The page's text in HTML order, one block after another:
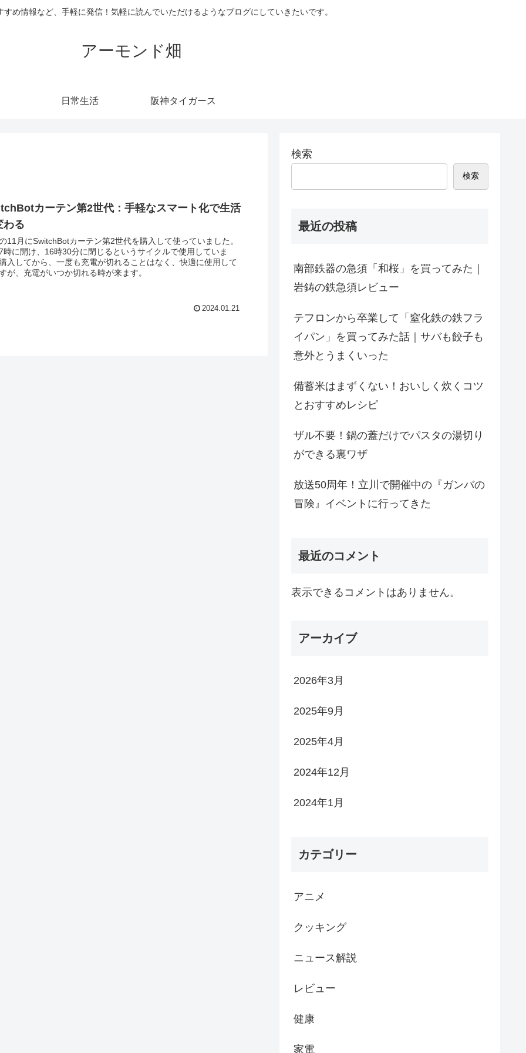
すめ情報など、手軽に発信！気軽に読んでいただけるようなブログにしていきたいです。
アーモンド畑
日常生活 阪神タイガース
カーテン第2世代：手軽なスマート化で生活
わる
11月にSwitchBotカーテン第2世代を購入して使っていました。
時に開け、16時30分に閉じるというサイクルで使用していま
入してから、一度も充電が切れることはなく、快適に使用して
が、充電がいつか切れる時が来ます。
2024.01.21
検索
検索
最近の投稿
南部鉄器の急須「和桜」を買ってみた｜
岩鋳の鉄急須レビュー
テフロンから卒業して「窒化鉄の鉄フラ
イパン」を買ってみた話｜サバも餃子も
意外とうまくいった
備蓄米はまずくない！おいしく炊くコツ
とおすすめレシピ
ザル不要！鍋の蓋だけでパスタの湯切り
ができる裏ワザ
放送50周年！立川で開催中の『ガンバの
冒険』イベントに行ってきた
最近のコメント
表示できるコメントはありません。
アーカイブ
2026年3月
2025年9月
2025年4月
2024年12月
2024年1月
カテゴリー
アニメ
クッキング
ニュース解説
レビュー
健康
家電